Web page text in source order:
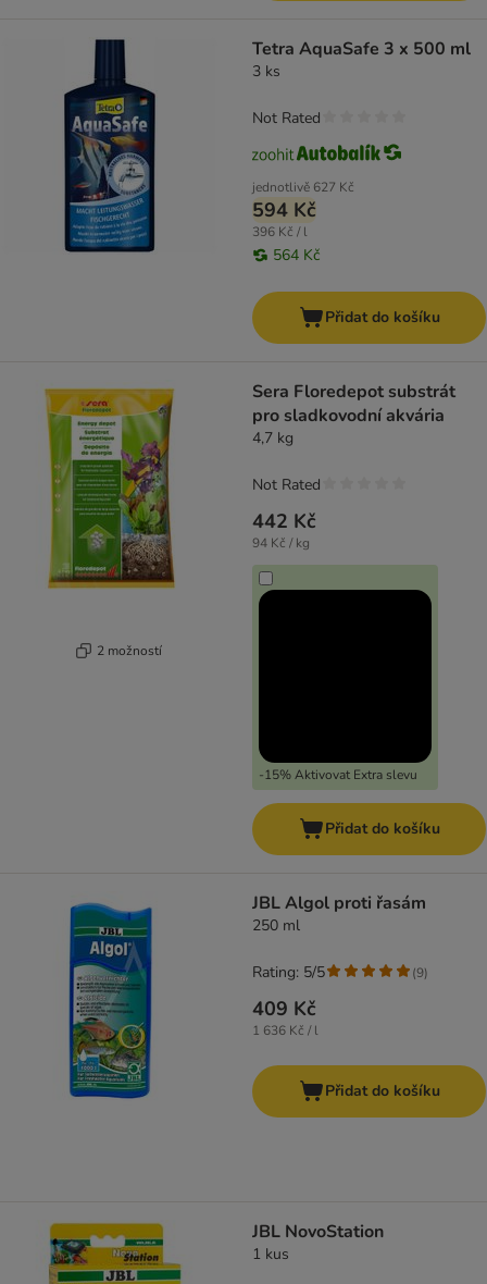
Tetra AquaSafe 3 x 500 ml
3 ks
jednotlivě 627 Kč
594 Kč
396 Kč / l
564 Kč
Not Rated
Přidat do košíku
2 možností
Sera Floredepot substrát
pro sladkovodní akvária
4,7 kg
442 Kč
94 Kč / kg
-15% Aktivovat Extra slevu
Not Rated
Přidat do košíku
JBL Algol proti řasám
250 ml
409 Kč
1 636 Kč / l
Rating: 5/5 (9)
Přidat do košíku
JBL NovoStation
1 kus